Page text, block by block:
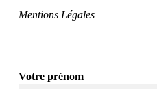
Mentions Légales
Votre prénom